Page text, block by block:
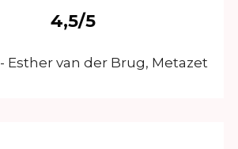
4,5/5
- Esther van der Brug, Metazet